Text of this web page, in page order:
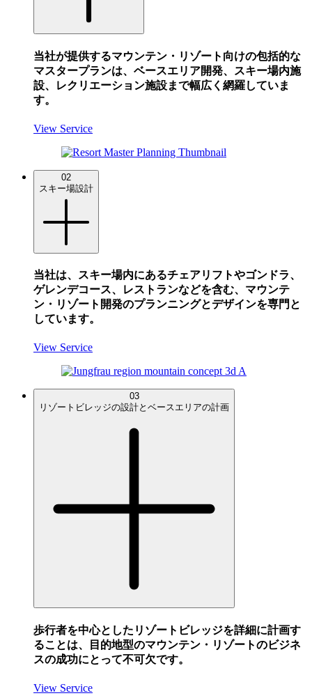
当社が提供するマウンテン・リゾート向けの包括的な
マスタープランは、ベースエリア開発、スキー場内施
設、レクリエーション施設まで幅広く網羅していま
す。
View Service
02
スキー場設計
当社は、スキー場内にあるチェアリフトやゴンドラ、
ゲレンデコース、レストランなどを含む、マウンテ
ン・リゾート開発のプランニングとデザインを専門と
しています。
View Service
03
リゾートビレッジの設計とベースエリアの計画
歩行者を中心としたリゾートビレッジを詳細に計画す
ることは、目的地型のマウンテン・リゾートのビジネ
スの成功にとって不可欠です。
View Service